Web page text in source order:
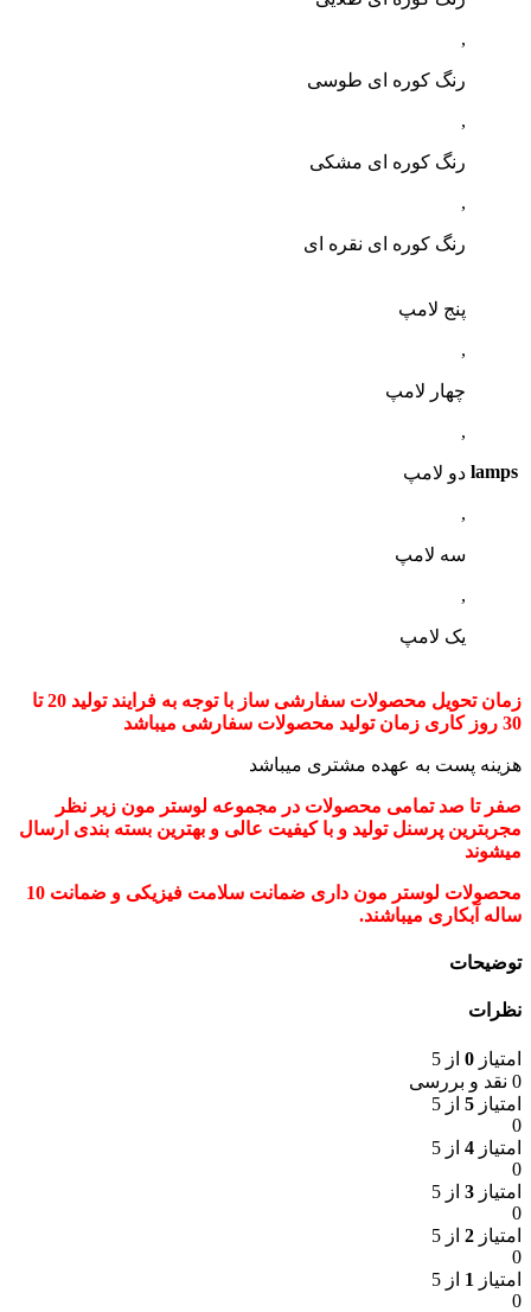
,
رنگ کوره ای طوسی
,
رنگ کوره ای مشکی
,
رنگ کوره ای نقره ای
lamps
پنج لامپ
,
چهار لامپ
,
دو لامپ
,
سه لامپ
,
یک لامپ
زمان تحویل محصولات سفارشی ساز با توجه به فرایند تولید 20 تا
30 روز کاری زمان تولید محصولات سفارشی میباشد
هزینه پست به عهده مشتری میباشد
صفر تا صد تمامی محصولات در مجموعه لوستر مون زیر نظر
مجربترین پرسنل تولید و با کیفیت عالی و بهترین بسته بندی ارسال
میشوند
محصولات لوستر مون داری ضمانت سلامت فیزیکی و ضمانت 10
ساله آبکاری میباشند.
توضیحات
نظرات
امتیاز 0 از 5
0 نقد و بررسی
امتیاز 5 از 5
0
امتیاز 4 از 5
0
امتیاز 3 از 5
0
امتیاز 2 از 5
0
امتیاز 1 از 5
0